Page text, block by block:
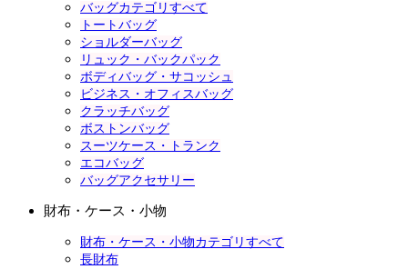
バッグカテゴリすべて
トートバッグ
ショルダーバッグ
リュック・バックパック
ボディバッグ・サコッシュ
ビジネス・オフィスバッグ
クラッチバッグ
ボストンバッグ
スーツケース・トランク
エコバッグ
バッグアクセサリー
財布・ケース・小物
財布・ケース・小物カテゴリすべて
長財布